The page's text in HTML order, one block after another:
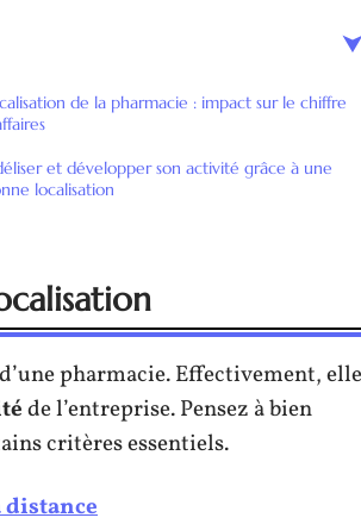
de la pharmacie : impact sur le chiffre
et développer son activité grâce à une
localisation
pharmacie. Effectivement, elle
de l’entreprise. Pensez à bien
critères essentiels.
distance